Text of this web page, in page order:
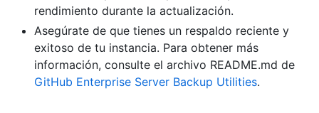
rendimiento durante la actualización.
Asegúrate de que tienes un respaldo reciente y
exitoso de tu instancia. Para obtener más
información, consulte el archivo README.md de
GitHub Enterprise Server Backup Utilities.